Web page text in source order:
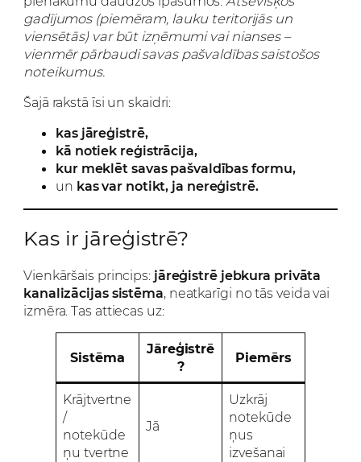
gadījumos (piemēram, lauku teritorijās un
viensētās) var būt izņēmumi vai nianses –
vienmēr pārbaudi savas pašvaldības saistošos
noteikumus.
Šajā rakstā īsi un skaidri:
kas jāreģistrē,
kā notiek reģistrācija,
kur meklēt savas pašvaldības formu,
un kas var notikt, ja nereģistrē.
Kas ir jāreģistrē?
Vienkāršais princips: jāreģistrē jebkura privāta
kanalizācijas sistēma, neatkarīgi no tās veida vai
izmēra. Tas attiecas uz:
Sistēma
Jāreģistrē
?
Piemērs
Krājtvertne
/
notekūde
ņu tvertne
Jā
Uzkrāj
notekūde
ņus
izvešanai